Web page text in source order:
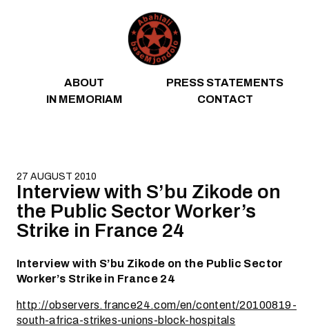
ABOUT
PRESS STATEMENTS
IN MEMORIAM
CONTACT
27 AUGUST 2010
Interview with S’bu Zikode on
the Public Sector Worker’s
Strike in France 24
Interview with S’bu Zikode on the Public Sector
Worker’s Strike in France 24
http://observers.france24.com/en/content/20100819-
south-africa-strikes-unions-block-hospitals